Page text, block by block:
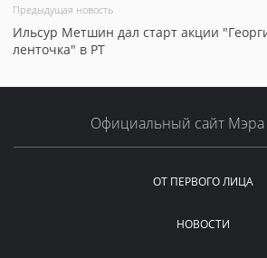
Предыдущая новость
Ильсур Метшин дал старт акции
ленточка" в РТ
Официальный сайт Мэра
ОТ ПЕРВОГО ЛИЦА
НОВОСТИ